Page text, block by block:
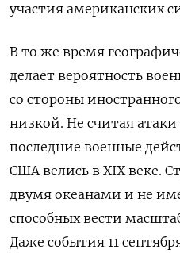
участия американских
В то же время
делает вероятность
со стороны
низкой. Не считая
последние военные
США велись в XIX веке.
двумя океанами и не
способных вести
Даже события 11